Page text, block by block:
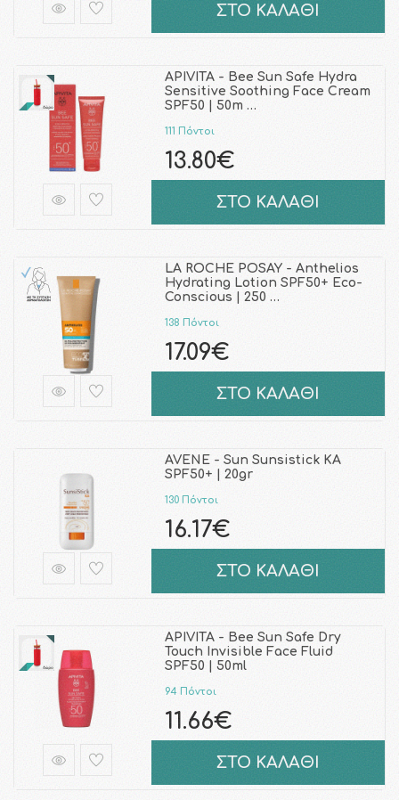
ΣΤΟ ΚΑΛΑΘΙ
APIVITA - Bee Sun Safe Hydra
Sensitive Soothing Face Cream
SPF50 | 50m …
111 Πόντοι
13.80€
ΣΤΟ ΚΑΛΑΘΙ
LA ROCHE POSAY - Anthelios
Hydrating Lotion SPF50+ Eco-
Conscious | 250 …
138 Πόντοι
17.09€
ΣΤΟ ΚΑΛΑΘΙ
AVENE - Sun Sunsistick KA
SPF50+ | 20gr
130 Πόντοι
16.17€
ΣΤΟ ΚΑΛΑΘΙ
APIVITA - Bee Sun Safe Dry
Touch Invisible Face Fluid
SPF50 | 50ml
94 Πόντοι
11.66€
ΣΤΟ ΚΑΛΑΘΙ